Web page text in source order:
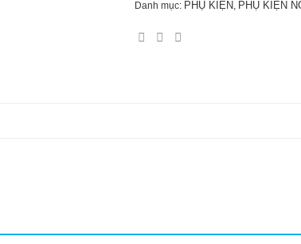
Danh mục: PHỤ KIỆN, PHỤ KIỆN